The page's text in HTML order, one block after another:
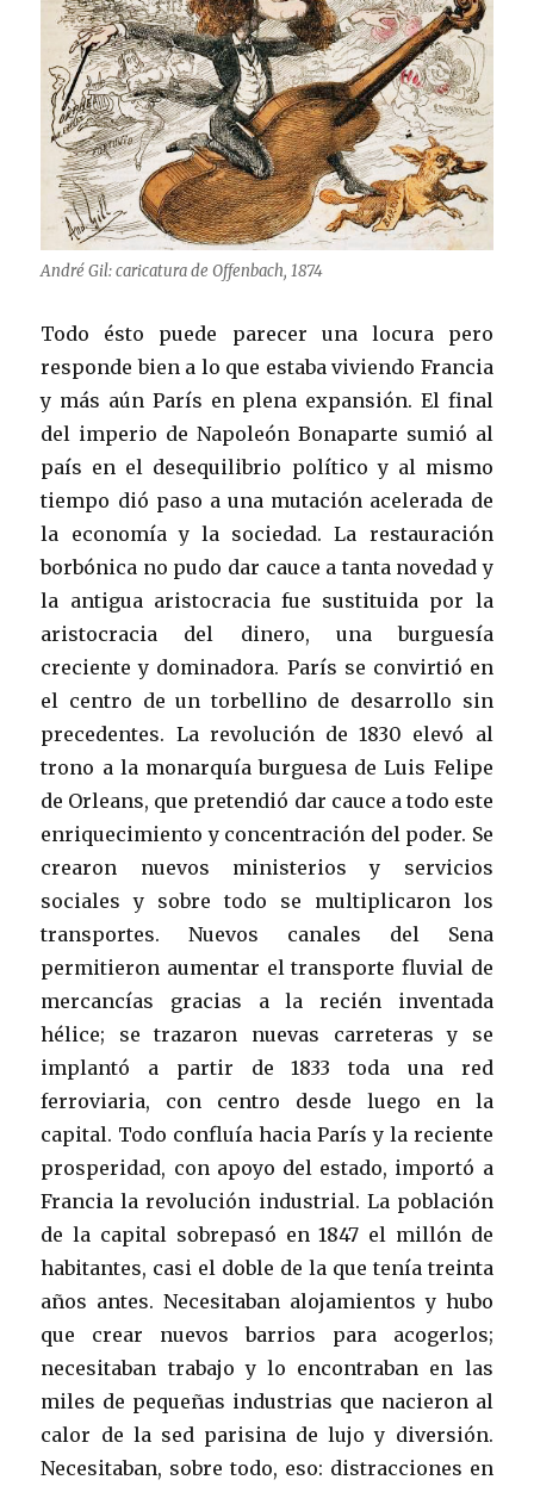
André Gil: caricatura de Offenbach, 1874
Todo ésto puede parecer una locura pero
responde bien a lo que estaba viviendo Francia
y más aún París en plena expansión. El final
del imperio de Napoleón Bonaparte sumió al
país en el desequilibrio político y al mismo
tiempo dió paso a una mutación acelerada de
la economía y la sociedad. La restauración
borbónica no pudo dar cauce a tanta novedad y
la antigua aristocracia fue sustituida por la
aristocracia del dinero, una burguesía
creciente y dominadora. París se convirtió en
el centro de un torbellino de desarrollo sin
precedentes. La revolución de 1830 elevó al
trono a la monarquía burguesa de Luis Felipe
de Orleans, que pretendió dar cauce a todo este
enriquecimiento y concentración del poder. Se
crearon nuevos ministerios y servicios
sociales y sobre todo se multiplicaron los
transportes. Nuevos canales del Sena
permitieron aumentar el transporte fluvial de
mercancías gracias a la recién inventada
hélice; se trazaron nuevas carreteras y se
implantó a partir de 1833 toda una red
ferroviaria, con centro desde luego en la
capital. Todo confluía hacia París y la reciente
prosperidad, con apoyo del estado, importó a
Francia la revolución industrial. La población
de la capital sobrepasó en 1847 el millón de
habitantes, casi el doble de la que tenía treinta
años antes. Necesitaban alojamientos y hubo
que crear nuevos barrios para acogerlos;
necesitaban trabajo y lo encontraban en las
miles de pequeñas industrias que nacieron al
calor de la sed parisina de lujo y diversión.
Necesitaban, sobre todo, eso: distracciones en